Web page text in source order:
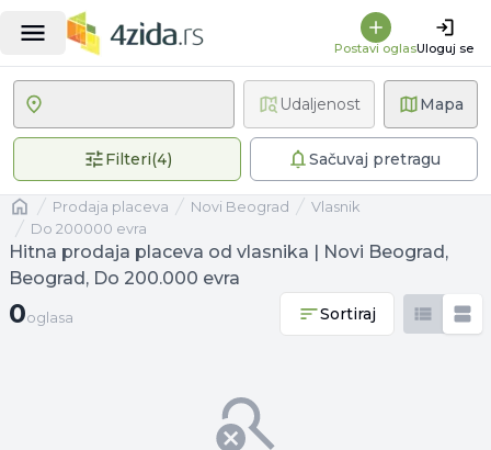
Postavi oglasUloguj se
Mapa
Filteri(4)4 primenjena filteraSačuvaj pretragu
Udaljenost
Naslovnaprodaja placeva Novi Beograd
vlasnik
Do 200000 evra
Hitna prodaja placeva od vlasnika | Novi Beograd,
Beograd, Do 200.000 evra
0 oglasa
0oglasa Sortiraj